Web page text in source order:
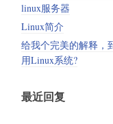
linux服务器
Linux简介
给我个完美的解释，
用Linux系统?
最近回复